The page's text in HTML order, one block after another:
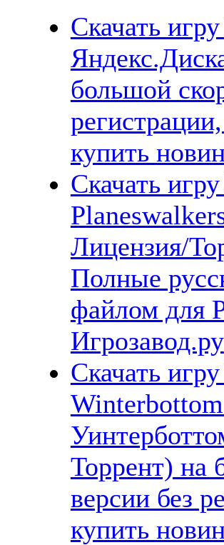
Скачать
большой
купить
Скачать
Лицензия/
Полные
файлом для
Игрозавод.ру
Скачать
Торрент) на
версии без
купить